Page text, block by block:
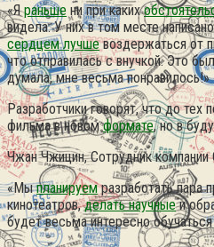
«Яраньше ни при каких
видела. У них в том месте
сердцем лучшевоздержаться от
что отправилась с внучкой. Это
думала, мне весьма понравилось!»
Разработчики говорят, что до тех
фильма в новомформате, но в
Чжан Чжицин, Сотрудник компании
«Мыпланируемразработать пара
кинотеатров,делать научныеи
будет весьма интересно